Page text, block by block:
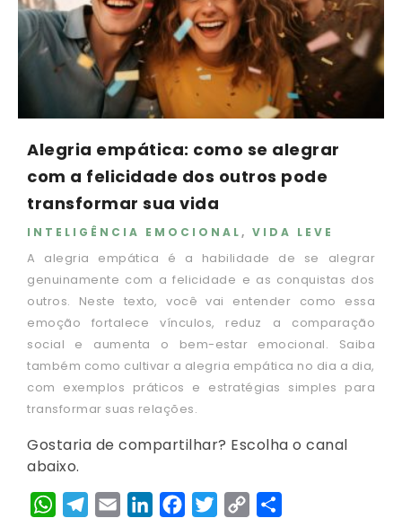
Alegria empática: como se alegrar
com a felicidade dos outros pode
transformar sua vida
INTELIGÊNCIA EMOCIONAL, VIDA LEVE
A alegria empática é a habilidade de se alegrar
genuinamente com a felicidade e as conquistas dos
outros. Neste texto, você vai entender como essa
emoção fortalece vínculos, reduz a comparação
social e aumenta o bem-estar emocional. Saiba
também como cultivar a alegria empática no dia a dia,
com exemplos práticos e estratégias simples para
transformar suas relações.
Gostaria de compartilhar? Escolha o canal
abaixo.
WhatsApp
Telegram
Email LinkedInFacebookTwitter
Copy